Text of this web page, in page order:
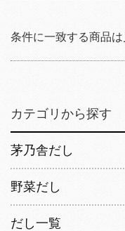
条件に一致する商品は
カテゴリから探す
茅乃舎だし
野菜だし
だし一覧